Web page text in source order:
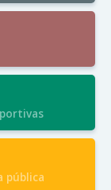
pública